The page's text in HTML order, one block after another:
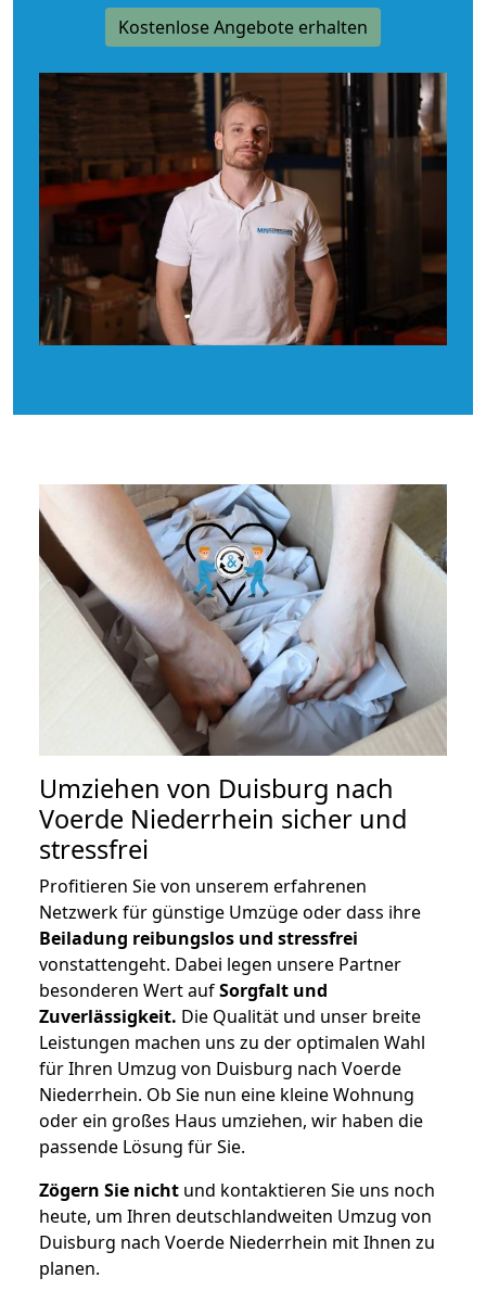
Kostenlose Angebote erhalten
Umziehen von Duisburg nach
Voerde Niederrhein sicher und
stressfrei
Profitieren Sie von unserem erfahrenen
Netzwerk für günstige Umzüge oder dass ihre
Beiladung reibungslos und stressfrei
vonstattengeht. Dabei legen unsere Partner
besonderen Wert aufSorgfalt und
Zuverlässigkeit. Die Qualität und unser breite
Leistungen machen uns zu der optimalen Wahl
für Ihren Umzug von Duisburg nach Voerde
Niederrhein. Ob Sie nun eine kleine Wohnung
oder ein großes Haus umziehen, wir haben die
passende Lösung für Sie.
Zögern Sie nicht und kontaktieren Sie uns noch
heute, um Ihren deutschlandweiten Umzug von
Duisburg nach Voerde Niederrhein mit Ihnen zu
planen.